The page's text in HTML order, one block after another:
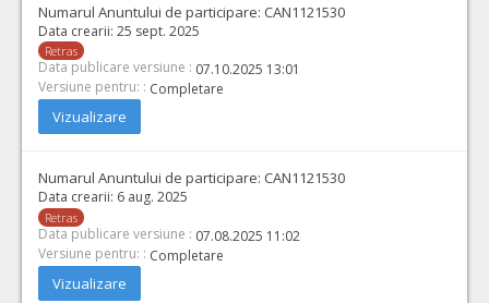
Numarul Anuntului de participare: CAN1121530
Data crearii: 25 sept. 2025
Retras
Data publicare versiune : 07.10.2025 13:01
Versiune pentru: : Completare
Vizualizare
Numarul Anuntului de participare: CAN1121530
Data crearii: 6 aug. 2025
Retras
Data publicare versiune : 07.08.2025 11:02
Versiune pentru: : Completare
Vizualizare